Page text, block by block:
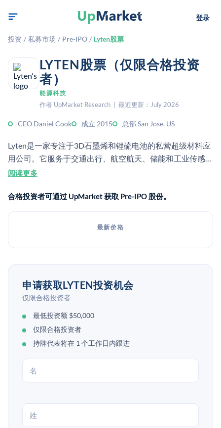
登录
投资 / 私募市场 / Pre-IPO / Lyten股票
LYTEN股票（仅限合格投资
者）
能源科技
作者 UpMarket Research | 最近更新：July 2026
CEO Daniel Cook 成立 2015 总部 San Jose, US
Lyten是一家专注于3D石墨烯和锂硫电池的私营超级材料应
用公司。它服务于交通出行、航空航天、储能和工业传感市
场，提供面向脱碳的材料。
阅读更多
合格投资者可通过 UpMarket 获取 Pre-IPO 股份。
最新价格
申请获取LYTEN投资机会
仅限合格投资者
最低投资额 $50,000
仅限合格投资者
持牌代表将在 1 个工作日内跟进